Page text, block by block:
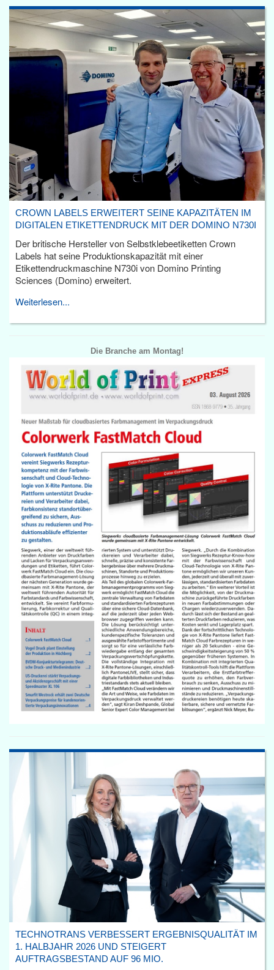
CROWN LABELS ERWEITERT SEINE KAPAZITÄTEN IM
DIGITALEN ETIKETTENDRUCK MIT DER DOMINO N730I
Der britische Hersteller von Selbstklebeetiketten Crown
Labels hat seine Produktionskapazität mit einer
Etikettendruckmaschine N730i von Domino Printing
Sciences (Domino) erweitert.
Weiterlesen...
Die Branche am Montag!
TECHNOTRANS VERBESSERT ERGEBNISQUALITÄT IM
1. HALBJAHR 2026 UND STEIGERT
AUFTRAGSBESTAND AUF 96 MIO.